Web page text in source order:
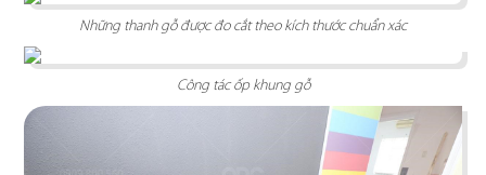
Những thanh gỗ được đo cắt theo kích thước chuẩn xác
Công tác ốp khung gỗ